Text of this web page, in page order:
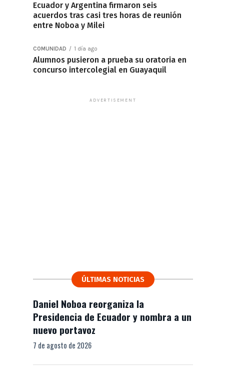
Ecuador y Argentina firmaron seis
acuerdos tras casi tres horas de reunión
entre Noboa y Milei
COMUNIDAD 1 día ago
Alumnos pusieron a prueba su oratoria en
concurso intercolegial en Guayaquil
ADVERTISEMENT
ÚLTIMAS NOTICIAS
Daniel Noboa reorganiza la
Presidencia de Ecuador y nombra a un
nuevo portavoz
7 de agosto de 2026